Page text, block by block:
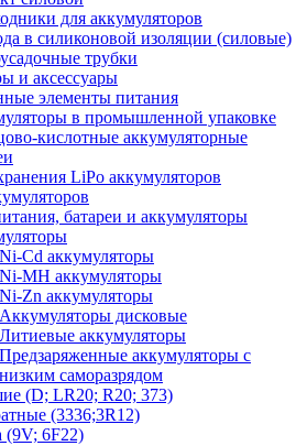
для аккумуляторов
в силиконовой изоляции (силовые)
трубки
и аксессуары
элементы питания
в промышленной упаковке
кислотные аккумуляторные
LiPo аккумуляторов
батареи и аккумуляторы
Ni-Cd аккумуляторы
Ni-MH аккумуляторы
Ni-Zn аккумуляторы
Аккумуляторы дисковые
Литиевые аккумуляторы
Предзаряженные аккумуляторы с
низким саморазрядом
(D; LR20; R20; 373)
(3336;3R12)
(9V; 6F22)